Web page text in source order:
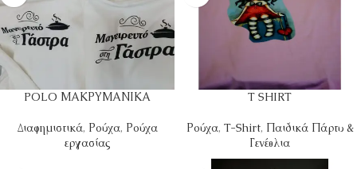
POLO ΜΑΚΡΥΜΑΝΙΚΑ
Διαφημιστικά, Ρούχα, Ρούχα
εργασίας
T SHIRT
Ρούχα, T-Shirt, Παιδικά Πάρτυ &
Γενέθλια